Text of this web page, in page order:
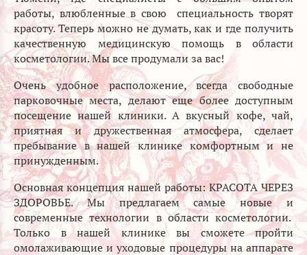
работы, влюбленные в свою специальность творят
красоту. Теперь можно не думать, как и где получить
качественную медицинскую помощь в области
косметологии. Мы все продумали за вас!
Очень удобное расположение, всегда свободные
парковочные места, делают еще более доступным
посещение нашей клиники. А вкусный кофе, чай,
приятная и дружественная атмосфера, сделает
пребывание в нашей клинике комфортным и не
принужденным.
Основная концепция нашей работы: КРАСОТА ЧЕРЕЗ
ЗДОРОВЬЕ. Мы предлагаем самые новые и
современные технологии в области косметологии.
Только в нашей клинике вы сможете пройти
омолаживающие и уходовые процедуры на аппарате